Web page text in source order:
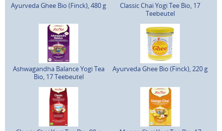
Ayurveda Ghee Bio (Finck), 480 g
Classic Chai Yogi Tee Bio, 17
Teebeutel
Ashwagandha Balance Yogi Tea
Bio, 17 Teebeutel
Ayurveda Ghee Bio (Finck), 220 g